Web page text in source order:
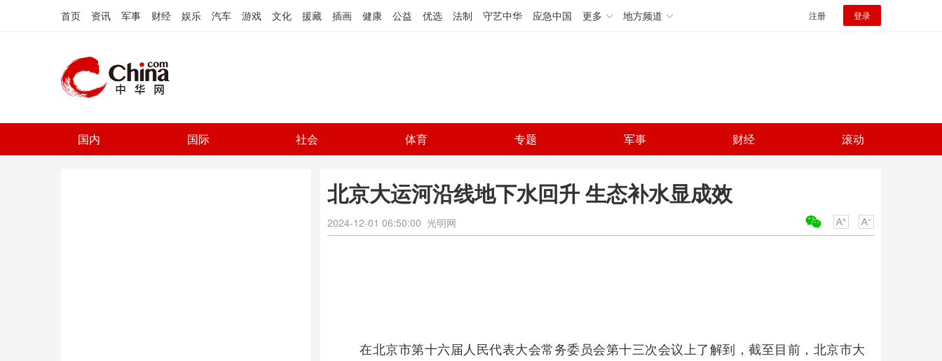
首页 资讯 军事 财经 娱乐 汽车 游戏 文化 援藏 插画 健康 公益 优选 法制 守艺中华 应急中国 更多 地方频道 注册 登录
国内 国际 社会 体育 专题 军事 财经 滚动
北京大运河沿线地下水回升 生态补水显成效
2024-12-01 06:50:00 光明网
在北京市第十六届人民代表大会常务委员会第十三次会议上了解到，截至目前，北京市大